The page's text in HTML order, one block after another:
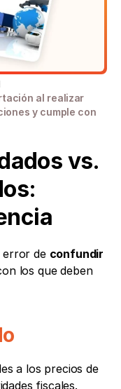
al realizar
y cumple con
vs.
error de confundir
con los que deben
a los precios de
fiscales.